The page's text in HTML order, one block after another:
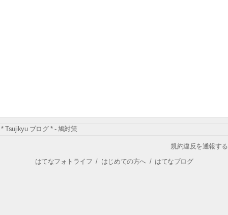
* Tsujikyu ブログ * - 鳩対策
規約違反を通報する
はてなフォトライフ / はじめての方へ/ はてなブログ